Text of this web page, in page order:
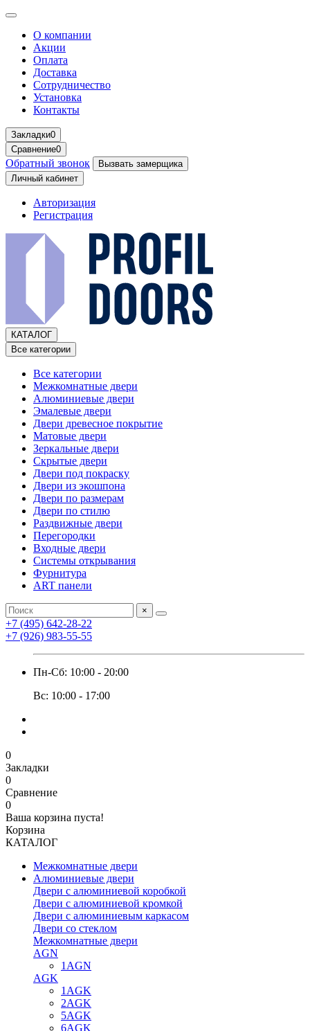
О компании
Акции
Оплата
Доставка
Сотрудничество
Установка
Контакты
Закладки0
Сравнение0
Обратный звонок
Вызвать замерщика
Личный кабинет
Авторизация
Регистрация
КАТАЛОГ
Все категории
Все категории
Межкомнатные двери
Алюминиевые двери
Эмалевые двери
Двери древесное покрытие
Матовые двери
Зеркальные двери
Скрытые двери
Двери под покраску
Двери из экошпона
Двери по размерам
Двери по стилю
Раздвижные двери
Перегородки
Входные двери
Системы открывания
Фурнитура
ART панели
×
+7 (495) 642-28-22
+7 (926) 983-55-55
Пн-Сб: 10:00 - 20:00
Вс: 10:00 - 17:00
0
Закладки
0
Сравнение
0
Ваша корзина пуста!
Корзина
КАТАЛОГ
Межкомнатные двери
Алюминиевые двери
Двери с алюминиевой коробкой
Двери с алюминиевой кромкой
Двери с алюминиевым каркасом
Двери со стеклом
Межкомнатные двери
AGN
1AGN
AGK
1AGK
2AGK
5AGK
6AGK